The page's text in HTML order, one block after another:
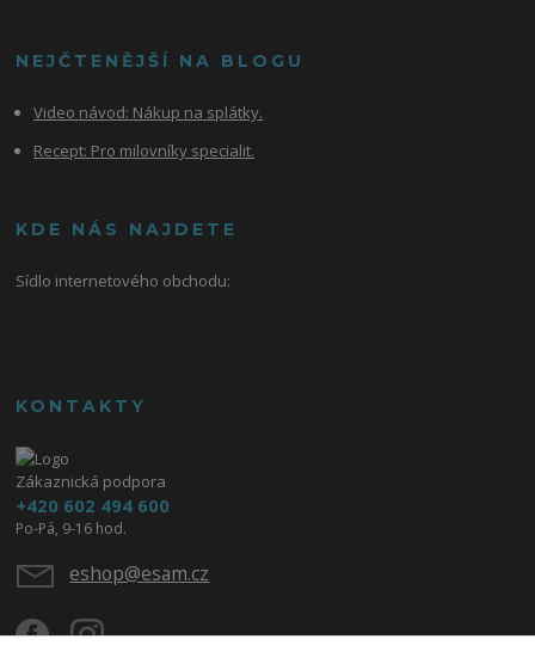
NEJČTENĚJŠÍ NA BLOGU
Video návod: Nákup na splátky.
Recept: Pro milovníky specialit.
KDE NÁS NAJDETE
Sídlo internetového obchodu:
KONTAKTY
Zákaznická podpora
+420 602 494 600
Po-Pá, 9-16 hod.
eshop@esam.cz